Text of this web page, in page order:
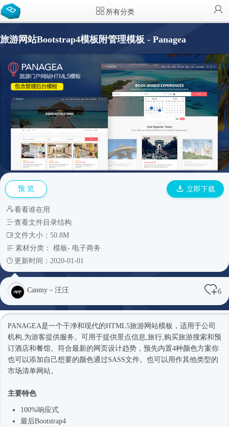
所有分类
旅游网站Bootstrap4模板附管理模板 - Panagea
预 览 立即下载
看看谁在用
查看文件目录结构
文件大小：50.8M
素材分类： 模板- 电子商务
更新时间：2020-01-01
Canmy－汪汪 6
PANAGEA是一个干净和现代的HTML5旅游网站模板 ，适用于公司
机构,为游客提供服务。可用于提供景点信息,旅行,购买旅游搜索和预
订酒店和餐馆。符合最新的网页设计趋势，预先内置4种颜色方案你
也可以添加自己想要的颜色通过SASS文件。也可以用作其他类型的
市场清单网站。
主要特色
100%响应式
最后Bootstrap4